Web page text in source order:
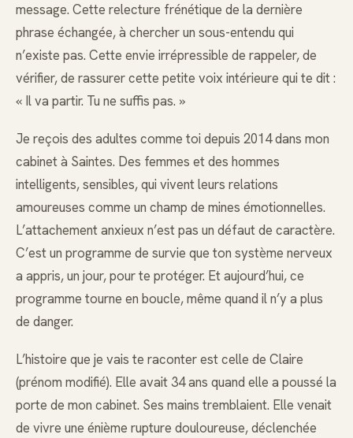
message. Cette relecture frénétique de la dernière
phrase échangée, à chercher un sous-entendu qui
n’existe pas. Cette envie irrépressible de rappeler, de
vérifier, de rassurer cette petite voix intérieure qui te dit :
« Il va partir. Tu ne suffis pas. »
Je reçois des adultes comme toi depuis 2014 dans mon
cabinet à Saintes. Des femmes et des hommes
intelligents, sensibles, qui vivent leurs relations
amoureuses comme un champ de mines émotionnelles.
L’attachement anxieux n’est pas un défaut de caractère.
C’est un programme de survie que ton système nerveux
a appris, un jour, pour te protéger. Et aujourd’hui, ce
programme tourne en boucle, même quand il n’y a plus
de danger.
L’histoire que je vais te raconter est celle de Claire
(prénom modifié). Elle avait 34 ans quand elle a poussé la
porte de mon cabinet. Ses mains tremblaient. Elle venait
de vivre une énième rupture douloureuse, déclenchée